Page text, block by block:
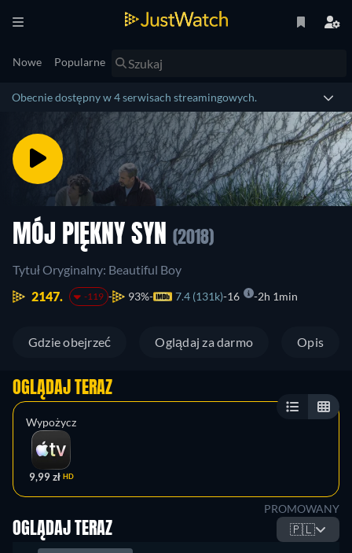
Nowe Popularne
Obecnie dostępny w 4 serwisach streamingowych.
MÓJ PIĘKNY SYN (2018)
Tytuł Oryginalny: Beautiful Boy
2147.
-119 93% 7.4 (131k) 16 2h 1min
Gdzie obejrzeć Oglądaj za darmo Opis
OGLĄDAJ TERAZ
Wypożycz
9,99 zł HD
PROMOWANY
OGLĄDAJ TERAZ 🇵🇱